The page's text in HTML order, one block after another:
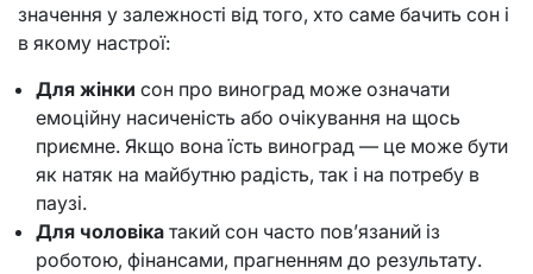
значення у залежності від того, хто саме бачить сон і
в якому настрої:
Для жінки сон про виноград може означати
емоційну насиченість або очікування на щось
приємне. Якщо вона їсть виноград — це може бути
як натяк на майбутню радість, так і на потребу в
паузі.
Для чоловіка такий сон часто пов’язаний із
роботою, фінансами, прагненням до результату.